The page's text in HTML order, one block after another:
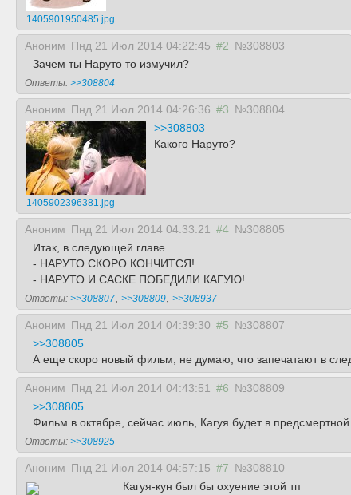
1405901950485.jpg
Аноним Пнд 21 Июл 2014 04:22:45 #2 №308803
Зачем ты Наруто то измучил?
Ответы: >>308804
Аноним Пнд 21 Июл 2014 04:26:36 #3 №308804
1405902396381.jpg
>>308803
Какого Наруто?
Аноним Пнд 21 Июл 2014 04:33:21 #4 №308805
Итак, в следующей главе
- НАРУТО СКОРО КОНЧИТСЯ!
- НАРУТО И САСКЕ ПОБЕДИЛИ КАГУЮ!
Ответы: >>308807 >>308809 >>308937
Аноним Пнд 21 Июл 2014 04:39:30 #5 №308807
>>308805
А еще скоро новый фильм, не думаю, что запечатают в
Аноним Пнд 21 Июл 2014 04:43:51 #6 №308809
>>308805
Фильм в октябре, сейчас июль, Кагуя будет в
Ответы: >>308925
Аноним Пнд 21 Июл 2014 04:57:15 #7 №308810
Кагуя-кун был бы охуение этой тп